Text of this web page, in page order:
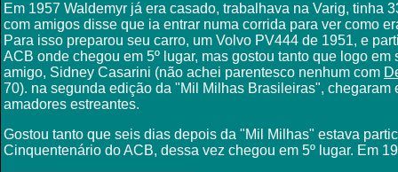
Em 1957 Waldemyr já era casado, trabalhava na Varig, tinha
com amigos disse que ia entrar numa corrida para ver como
Para isso preparou seu carro, um Volvo PV444 de 1951, e
ACB onde chegou em 5º lugar, mas gostou tanto que logo
amigo, Sidney Casarini (não achei parentesco nenhum com
70). na segunda edição da "Mil Milhas Brasileiras", chegaram
amadores estreantes.
Gostou tanto que seis dias depois da "Mil Milhas" estava
Cinquentenário do ACB, dessa vez chegou em 5º lugar. Em